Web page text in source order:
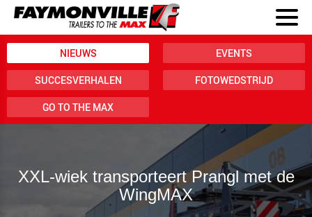
NIEUWS EVENTS
SUCCESVERHALEN FOTOWEDSTRIJD
GO TO THE MAX
XXL-wiek transporteert Prangl met de
WingMAX